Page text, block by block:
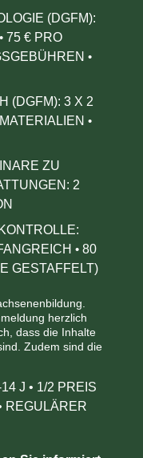
(DGFM):
• 75 € PRO
•
(DGFM): 3 X 2
•
ZU
2
•80
GESTAFFELT)
herzlich
dass die Inhalte
Zudem sind die
14 J• 1/2 PREIS
REGULÄRER